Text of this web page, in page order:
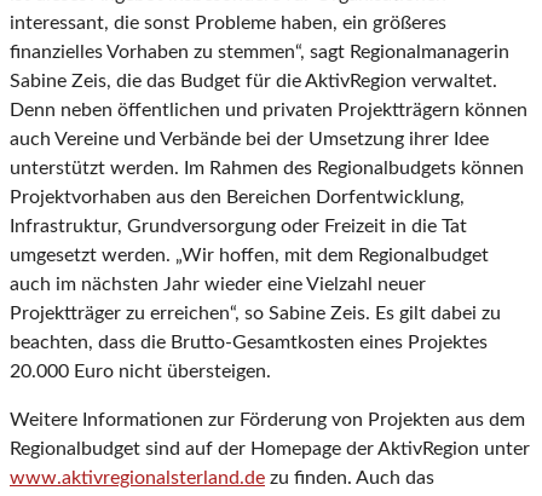
interessant, die sonst Probleme haben, ein größeres
finanzielles Vorhaben zu stemmen“, sagt Regionalmanagerin
Sabine Zeis, die das Budget für die AktivRegion verwaltet.
Denn neben öffentlichen und privaten Projektträgern können
auch Vereine und Verbände bei der Umsetzung ihrer Idee
unterstützt werden. Im Rahmen des Regionalbudgets können
Projektvorhaben aus den Bereichen Dorfentwicklung,
Infrastruktur, Grundversorgung oder Freizeit in die Tat
umgesetzt werden. „Wir hoffen, mit dem Regionalbudget
auch im nächsten Jahr wieder eine Vielzahl neuer
Projektträger zu erreichen“, so Sabine Zeis. Es gilt dabei zu
beachten, dass die Brutto-Gesamtkosten eines Projektes
20.000 Euro nicht übersteigen.
Weitere Informationen zur Förderung von Projekten aus dem
Regionalbudget sind auf der Homepage der AktivRegion unter
www.aktivregionalsterland.de zu finden. Auch das